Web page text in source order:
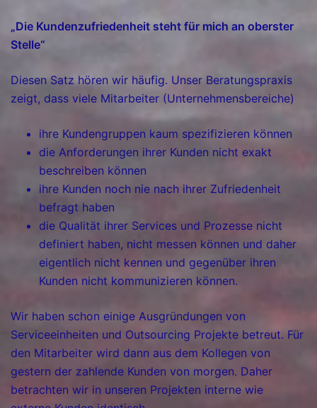
„Die Kundenzufriedenheit steht für mich an oberster
Stelle“
Diesen Satz hören wir häufig. Unser Beratungspraxis
zeigt, dass viele Mitarbeiter (Unternehmensbereiche)
ihre Kundengruppen kaum spezifizieren können
die Anforderungen ihrer Kunden nicht exakt
beschreiben können
ihre Kunden noch nie nach ihrer Zufriedenheit
befragt haben
die Qualität ihrer Services und Prozesse nicht
definiert haben, nicht messen können und daher
eigentlich nicht kennen und gegenüber ihren
Kunden nicht kommunizieren können.
Wir haben schon einige Ausgründungen von
Serviceeinheiten und Outsourcing Projekte betreut. Für
den Mitarbeiter wird dann aus dem Kollegen von
gestern der zahlende Kunden von morgen. Daher
betrachten wir in unseren Projekten interne wie